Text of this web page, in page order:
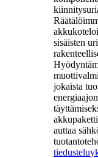
sisäisten
jokaista
auttaa
tiedustelu